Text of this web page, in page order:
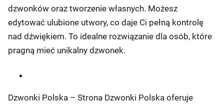
dzwonków oraz tworzenie własnych. Możesz
edytować ulubione utwory, co daje Ci pełną kontrolę
nad dźwiękiem. To idealne rozwiązanie dla osób, które
pragną mieć unikalny dzwonek.
Dzwonki Polska – Strona Dzwonki Polska oferuje